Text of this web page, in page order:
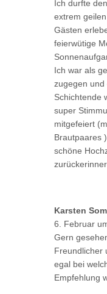
Ich durfte
extrem
Gästen
feierwütige
Ich war als
zugegen und
Schichtende
super
mitgefeiert
Brautpaares
schöne
Karsten
6. Februar
Gern
Freundlicher
egal bei
Empfehlung